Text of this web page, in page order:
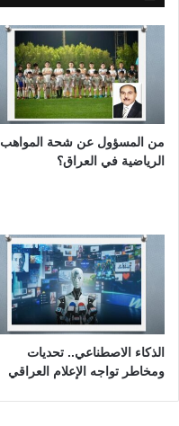
من المسؤول عن شحة المواهب
الرياضية في العراق؟
الذكاء الاصطناعي.. تحديات
ومخاطر تواجه الإعلام العراقي